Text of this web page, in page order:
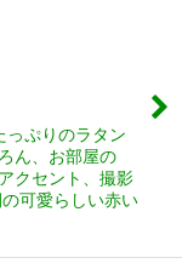
っぷりのラタン
ん、お部屋の
クセント、撮影
可愛らしい赤い